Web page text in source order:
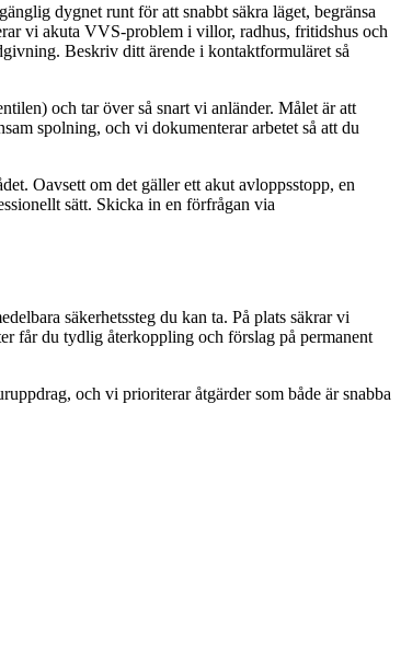
dygnet runt för att snabbt säkra läget, begränsa
vi akuta VVS-problem i villor, radhus, fritidshus och
Beskriv ditt ärende i kontaktformuläret så
och tar över så snart vi anländer. Målet är att
spolning, och vi dokumenterar arbetet så att du
Oavsett om det gäller ett akut avloppsstopp, en
sätt. Skicka in en förfrågan via
säkerhetssteg du kan ta. På plats säkrar vi
får du tydlig återkoppling och förslag på permanent
och vi prioriterar åtgärder som både är snabba